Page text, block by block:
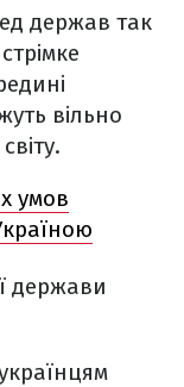
держав так
вільно
умов
держави